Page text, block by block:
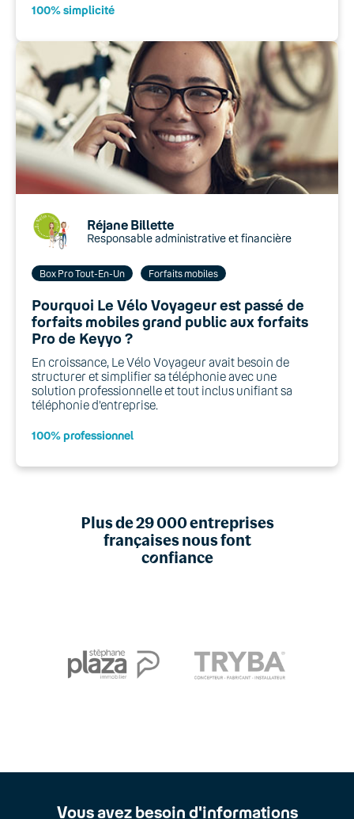
100% simplicité
Réjane Billette
Responsable administrative et financière
Box Pro Tout-En-Un Forfaits mobiles
Pourquoi Le Vélo Voyageur est passé de
forfaits mobiles grand public aux forfaits
Pro de Keyyo ?
En croissance, Le Vélo Voyageur avait besoin de
structurer et simplifier sa téléphonie avec une
solution professionnelle et tout inclus unifiant sa
téléphonie d’entreprise.
100% professionnel
Plus de 29 000 entreprises
françaises nous font
confiance
Vous avez besoin d'informations